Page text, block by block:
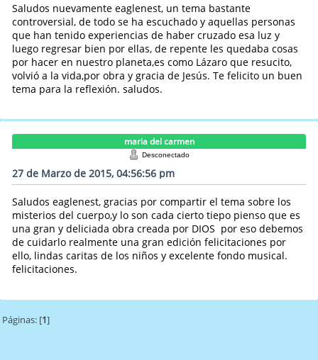
Saludos nuevamente eaglenest, un tema bastante
controversial, de todo se ha escuchado y aquellas personas
que han tenido experiencias de haber cruzado esa luz y
luego regresar bien por ellas, de repente les quedaba cosas
por hacer en nuestro planeta,es como Lázaro que resucito,
volvió a la vida,por obra y gracia de Jesús. Te felicito un buen
tema para la reflexión. saludos.
maria del carmen
Desconectado
27 de Marzo de 2015, 04:56:56 pm
Saludos eaglenest, gracias por compartir el tema sobre los
misterios del cuerpo,y lo son cada cierto tiepo pienso que es
una gran y deliciada obra creada por DIOS por eso debemos
de cuidarlo realmente una gran edición felicitaciones por
ello, lindas caritas de los niños y excelente fondo musical.
felicitaciones.
Páginas: [1]